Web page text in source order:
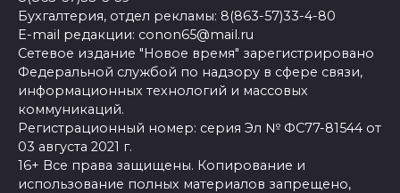
Бухгалтерия, отдел рекламы: 8(863-57)33-4-80
E-mail редакции: conon65@mail.ru
Сетевое издание "Новое время" зарегистрировано
Федеральной службой по надзору в сфере связи,
информационных технологий и массовых
коммуникаций.
Регистрационный номер: серия Эл № ФС77-81544 от
03 августа 2021 г.
16+ Все права защищены. Копирование и
использование полных материалов запрещено,